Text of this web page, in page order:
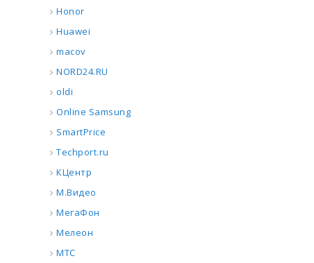
Honor
Huawei
macov
NORD24.RU
oldi
Online Samsung
SmartPrice
Techport.ru
КЦентр
М.Видео
МегаФон
Мелеон
МТС